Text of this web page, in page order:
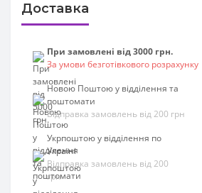
Доставка
При замовлені від 3000 грн.
За умови безготівкового розрахунку
Новою Поштою у відділення та
поштомати
Відправка замовлень від 200 грн
Укрпоштою у відділення по
Україні
Відправка замовлень від 200
грн